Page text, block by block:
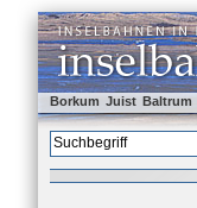
Borkum Juist Baltrum